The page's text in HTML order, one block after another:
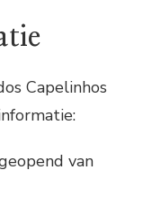
Capelinhos
van